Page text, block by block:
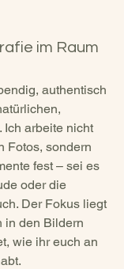
im Raum
authentisch
Ich arbeite nicht
Fotos, sondern
fest – sei es
oder die
Der Fokus liegt
in den Bildern
wie ihr euch an